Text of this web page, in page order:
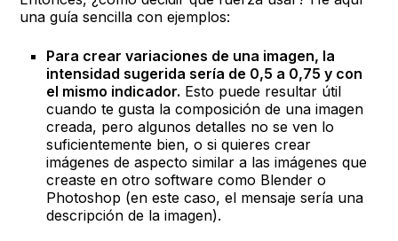
una guía sencilla con ejemplos:
Para crear variaciones de una imagen, la
intensidad sugerida sería de 0,5 a 0,75 y con
el mismo indicador. Esto puede resultar útil
cuando te gusta la composición de una imagen
creada, pero algunos detalles no se ven lo
suficientemente bien, o si quieres crear
imágenes de aspecto similar a las imágenes que
creaste en otro software como Blender o
Photoshop (en este caso, el mensaje sería una
descripción de la imagen).